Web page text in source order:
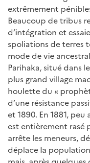
extrêmement
Beaucoup de tribus
d’intégration et
spoliations de terres
mode de vie
Parihaka, situé dans
plus grand village
houlette du «
d’une résistance
et 1890. En 1881,
est entièrement rasé
arrête les meneurs,
déplace la